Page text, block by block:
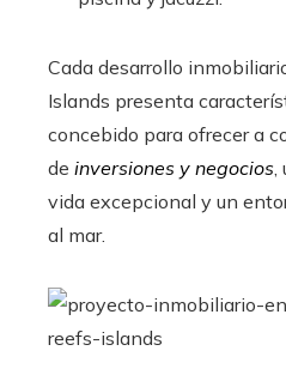
Cada desarrollo
Islands presenta
concebido para ofrecer a
de inversiones y negocios
vida excepcional y un
al mar.